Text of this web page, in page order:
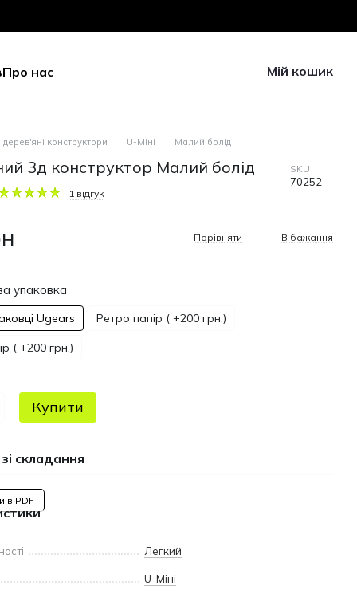
Про нас Мій кошик
дерев'яні конструктори U-Міні Малий болід
3д конструктор Малий болід SKU
70252
1 відгук
Порівняти В бажання
упаковка
Ugears Ретро папір ( +200 грн.)
( +200 грн.)
Купити
зі складання
в PDF
Легкий
U-Міні